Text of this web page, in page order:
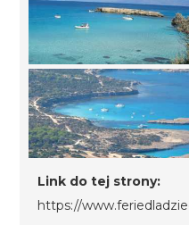
Link do tej strony:
https://